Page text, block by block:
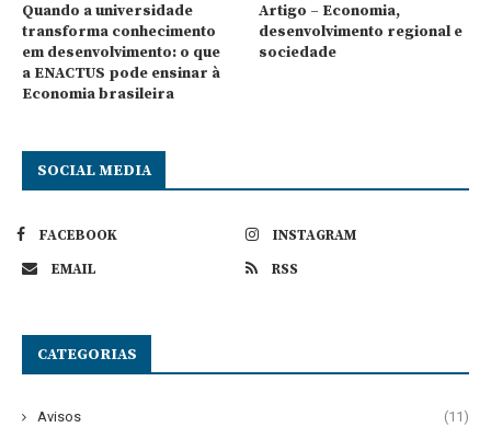
Quando a universidade
transforma conhecimento
em desenvolvimento: o que
a ENACTUS pode ensinar à
Economia brasileira
Artigo – Economia,
desenvolvimento regional e
sociedade
SOCIAL MEDIA
FACEBOOK
INSTAGRAM
EMAIL
RSS
CATEGORIAS
Avisos (11)